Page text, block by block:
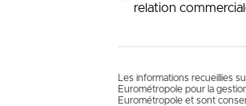
relation
Les informations recueillies
Eurométropole pour la
Eurométropole et sont